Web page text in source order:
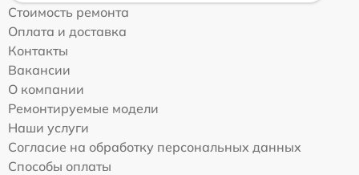
Стоимость ремонта
Оплата и доставка
Контакты
Вакансии
О компании
Ремонтируемые модели
Наши услуги
Согласие на обработку персональных данных
Способы оплаты